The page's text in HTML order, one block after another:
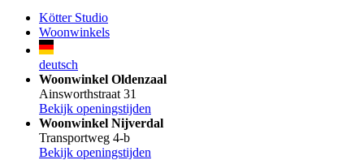
Kötter Studio
Woonwinkels
deutsch
Woonwinkel Oldenzaal
Ainsworthstraat 31
Bekijk openingstijden
Woonwinkel Nijverdal
Transportweg 4-b
Bekijk openingstijden